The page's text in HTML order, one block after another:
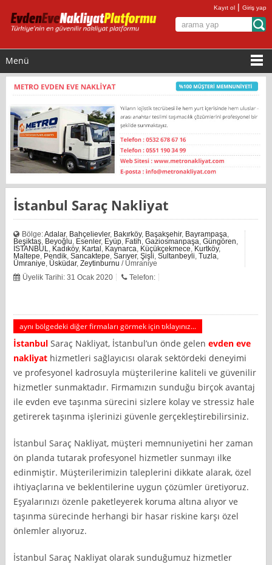
Kayıt ol |Giriş yap
Menü
İstanbul Saraç Nakliyat
Bölge:Adalar, Bahçelievler, Bakırköy, Başakşehir, Bayrampaşa,
Beşiktaş, Beyoğlu, Esenler, Eyüp, Fatih,Gaziosmanpaşa,Güngören,
İSTANBUL, Kadıköy, Kartal , Kaynarca, Küçükçekmece, Kurtköy,
Maltepe, Pendik,Sancaktepe,Sarıyer,Şişli,Sultanbeyli,Tuzla,
Ümraniye, Üsküdar,Zeytinburnu / Ümraniye
Üyelik Tarihi: 31 Ocak 2020
Telefon:
aynı bölgedeki diğer firmaları görmek için tıklayınız...
İstanbul Saraç Nakliyat, İstanbul’un önde gelenevden eve
nakliyat hizmetleri sağlayıcısı olarak sektördeki deneyimi
ve profesyonel kadrosuyla müşterilerine kaliteli ve güvenilir
hizmetler sunmaktadır. Firmamızın sunduğu birçok avantaj
ile evden eve taşınma sürecini sizlere kolay ve stressiz hale
getirerek taşınma işlerinizi güvenle gerçekleştirebilirsiniz.
İstanbul Saraç Nakliyat, müşteri memnuniyetini her zaman
ön planda tutarak profesyonel hizmetler sunmayı ilke
edinmiştir. Müşterilerimizin taleplerini dikkate alarak, özel
ihtiyaçlarına ve beklentilerine uygun çözümler üretiyoruz.
Eşyalarınızı özenle paketleyerek koruma altına alıyor ve
taşınma sürecinde herhangi bir hasar riskine karşı özel
önlemler alıyoruz.
İstanbul Saraç Nakliyat olarak sunduğumuz hizmetler